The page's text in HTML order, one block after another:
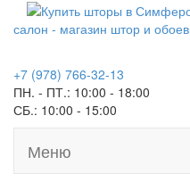
салон - магазин штор и обоев
+7 (978) 766-32-13
ПН. - ПТ.: 10:00 - 18:00
СБ.: 10:00 - 15:00
Меню